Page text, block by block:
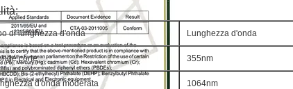
di lunghezza d'onda Lunghezza d'onda
corte 355nm
d'onda moderata 1064nm